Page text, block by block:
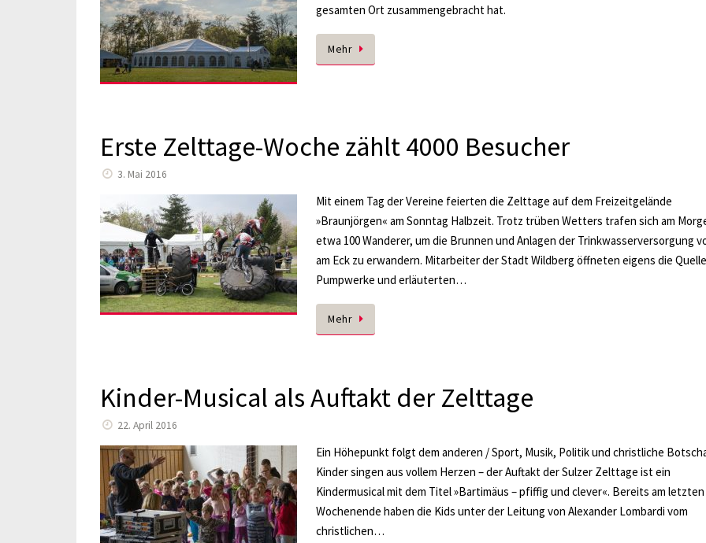
gesamten Ort zusammengebracht hat.
Mehr
Erste Zelttage-Woche zählt 4000 Besucher
3. Mai 2016
Mit einem Tag der Vereine feierten die Zelttage auf dem Freizeitgelände
»Braunjörgen« am Sonntag Halbzeit. Trotz trüben Wetters trafen sich am
etwa 100 Wanderer, um die Brunnen und Anlagen der Trinkwasserversorgung
am Eck zu erwandern. Mitarbeiter der Stadt Wildberg öffneten eigens die
Pumpwerke und erläuterten…
Mehr
Kinder-Musical als Auftakt der Zelttage
22. April 2016
Ein Höhepunkt folgt dem anderen / Sport, Musik, Politik und christliche
Kinder singen aus vollem Herzen – der Auftakt der Sulzer Zelttage ist ein
Kindermusical mit dem Titel »Bartimäus – pfiffig und clever«. Bereits am letzten
Wochenende haben die Kids unter der Leitung von Alexander Lombardi vom
christlichen…